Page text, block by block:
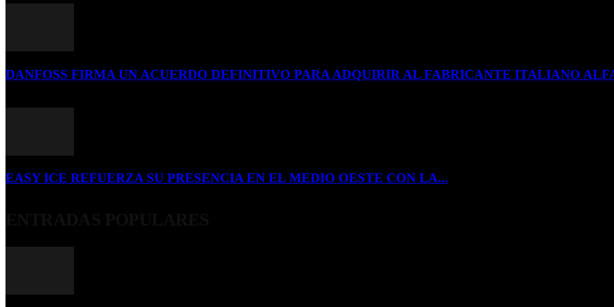
DANFOSS FIRMA UN ACUERDO DEFINITIVO PARA ADQUIRIR AL FABRICANTE ITALIANO
EASY ICE REFUERZA SU PRESENCIA EN EL MEDIO OESTE CON LA...